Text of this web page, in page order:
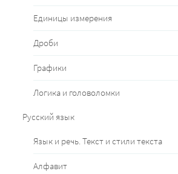
Единицы измерения
Дроби
Графики
Логика и головоломки
Русский язык
Язык и речь. Текст и стили текста
Алфавит